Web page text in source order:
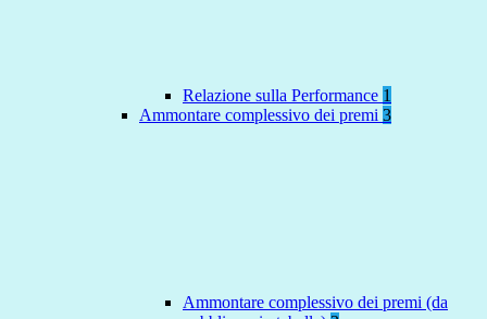
Relazione sulla Performance 1
Ammontare complessivo dei premi 3
Ammontare complessivo dei premi (da